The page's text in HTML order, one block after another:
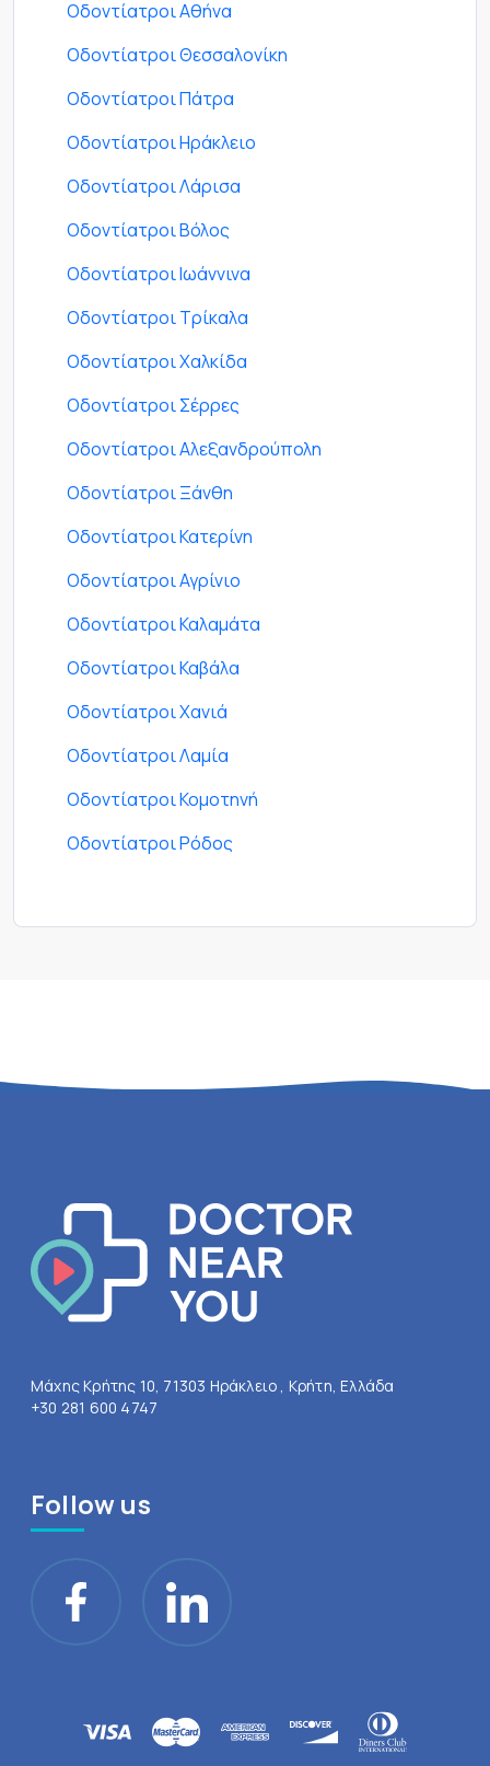
Οδοντίατροι Αθήνα
Οδοντίατροι Θεσσαλονίκη
Οδοντίατροι Πάτρα
Οδοντίατροι Ηράκλειο
Οδοντίατροι Λάρισα
Οδοντίατροι Βόλος
Οδοντίατροι Ιωάννινα
Οδοντίατροι Τρίκαλα
Οδοντίατροι Χαλκίδα
Οδοντίατροι Σέρρες
Οδοντίατροι Αλεξανδρούπολη
Οδοντίατροι Ξάνθη
Οδοντίατροι Κατερίνη
Οδοντίατροι Αγρίνιο
Οδοντίατροι Καλαμάτα
Οδοντίατροι Καβάλα
Οδοντίατροι Χανιά
Οδοντίατροι Λαμία
Οδοντίατροι Κομοτηνή
Οδοντίατροι Ρόδος
Μάχης Κρήτης 10, 71303 Ηράκλειο , Κρήτη, Ελλάδα
+30 281 600 4747
Follow us